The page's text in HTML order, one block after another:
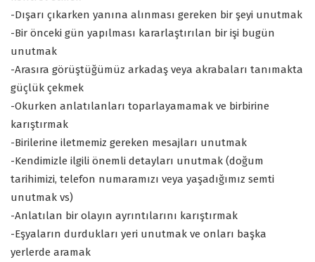
-Dışarı çıkarken yanına alınması gereken bir şeyi unutmak
-Bir önceki gün yapılması kararlaştırılan bir işi bugün
unutmak
-Arasıra görüştüğümüz arkadaş veya akrabaları tanımakta
güçlük çekmek
-Okurken anlatılanları toparlayamamak ve birbirine
karıştırmak
-Birilerine iletmemiz gereken mesajları unutmak
-Kendimizle ilgili önemli detayları unutmak (doğum
tarihimizi, telefon numaramızı veya yaşadığımız semti
unutmak vs)
-Anlatılan bir olayın ayrıntılarını karıştırmak
-Eşyaların durdukları yeri unutmak ve onları başka
yerlerde aramak